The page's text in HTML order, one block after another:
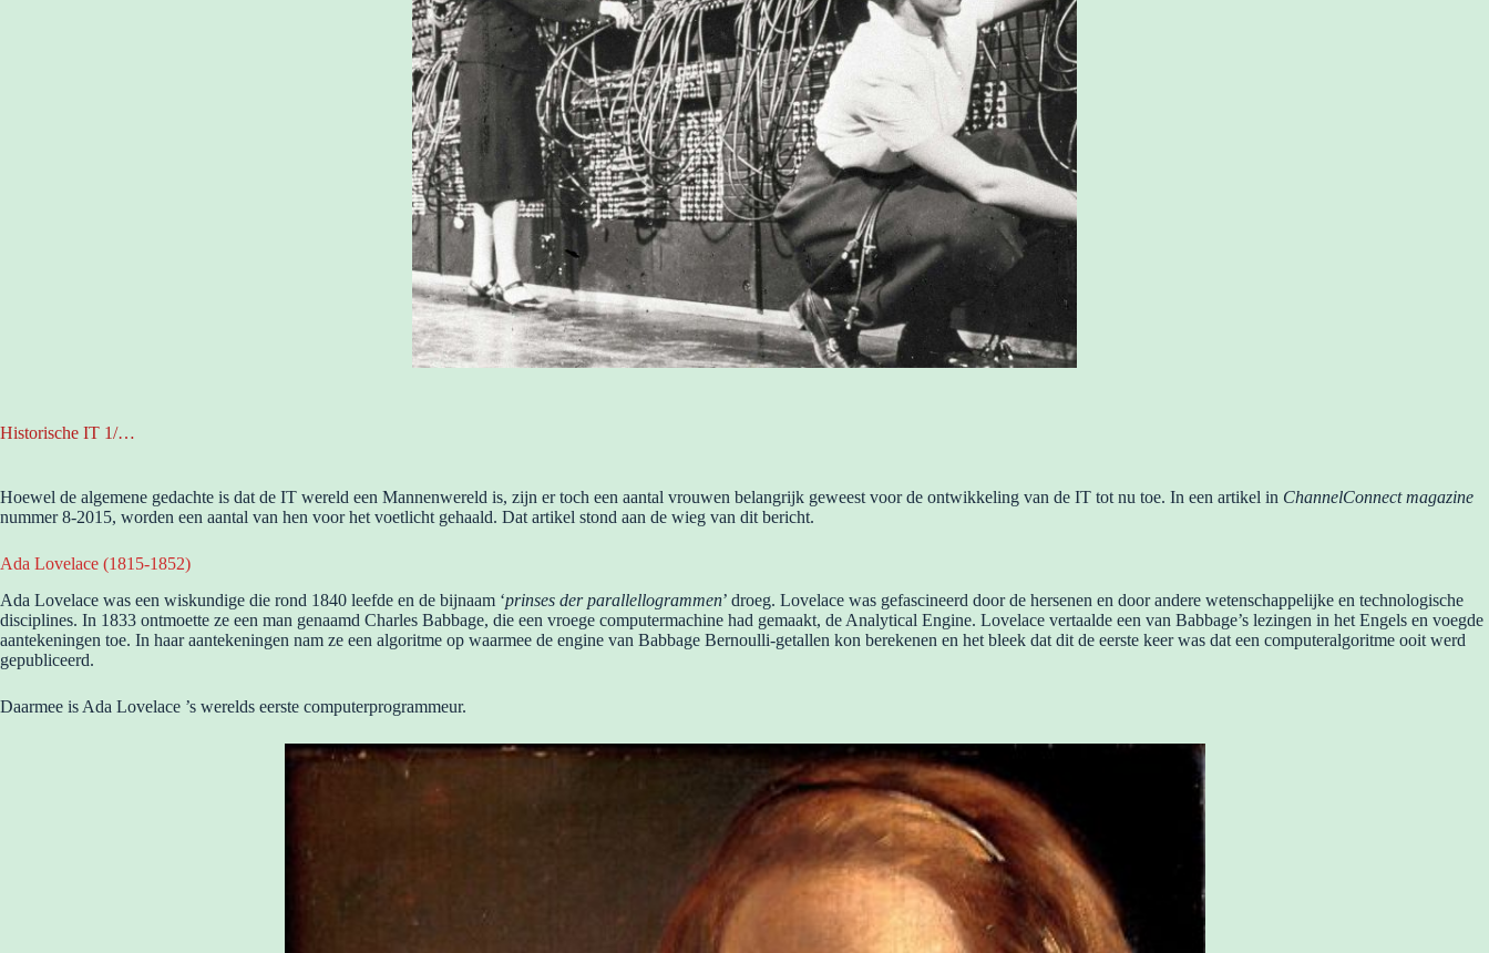
Historische IT 1/…
Hoewel de algemene gedachte is dat de IT wereld een Mannenwereld is, zijn er toch een aantal vrouwen belangrijk geweest voor de ontwikkeling van de IT tot nu toe. In een artikel in ChannelConnect magazine
nummer 8-2015, worden een aantal van hen voor het voetlicht gehaald. Dat artikel stond aan de wieg van dit bericht.
Ada Lovelace (1815-1852)
Ada Lovelace was een wiskundige die rond 1840 leefde en de bijnaam ‘prinses der parallellogrammen’ droeg. Lovelace was gefascineerd door de hersenen en door andere wetenschappelijke en technologische
disciplines. In 1833 ontmoette ze een man genaamd Charles Babbage, die een vroege computermachine had gemaakt, de Analytical Engine. Lovelace vertaalde een van Babbage’s lezingen in het Engels en voegde
aantekeningen toe. In haar aantekeningen nam ze een algoritme op waarmee de engine van Babbage Bernoulli-getallen kon berekenen en het bleek dat dit de eerste keer was dat een computeralgoritme ooit werd
gepubliceerd.
Daarmee is Ada Lovelace ’s werelds eerste computerprogrammeur.